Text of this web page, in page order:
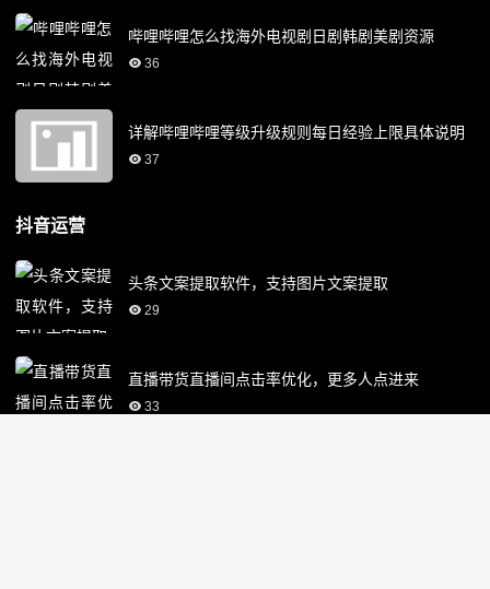
哔哩哔哩怎么找海外电视剧日剧韩剧美剧资源
36
详解哔哩哔哩等级升级规则每日经验上限具体说明
37
抖音运营
头条文案提取软件，支持图片文案提取
29
直播带货直播间点击率优化，更多人点进来
33